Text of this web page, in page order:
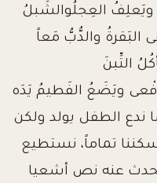
العِجلُوالشِّبلُ
والدُّبُّ مَعاً
التِّبنَ
ويَضَعُ الفَطيمُ يَدَه
ندع الطفل يولد ولكن
تماماً، نستطيع
عنه نص أشعيا